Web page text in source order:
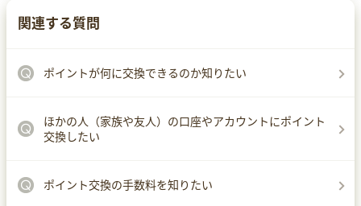
関連する質問
ポイントが何に交換できるのか知りたい
ほかの人（家族や友人）の口座やアカウントにポイント
交換したい
ポイント交換の手数料を知りたい